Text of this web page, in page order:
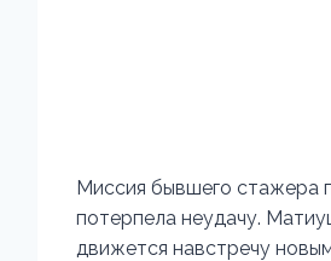
Миссия бывшего стажера
потерпела неудачу.
движется навстречу